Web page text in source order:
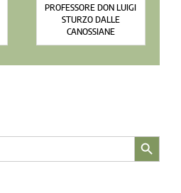
PROFESSORE DON LUIGI
STURZO DALLE
CANOSSIANE
Search Button